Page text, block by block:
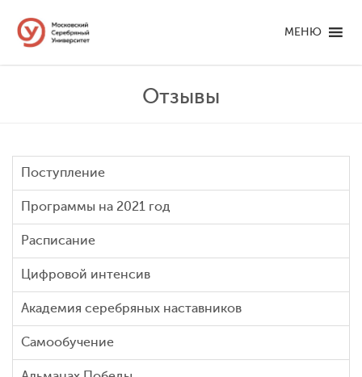
МЕНЮ
Отзывы
Поступление
Программы на 2021 год
Расписание
Цифровой интенсив
Академия серебряных наставников
Самообучение